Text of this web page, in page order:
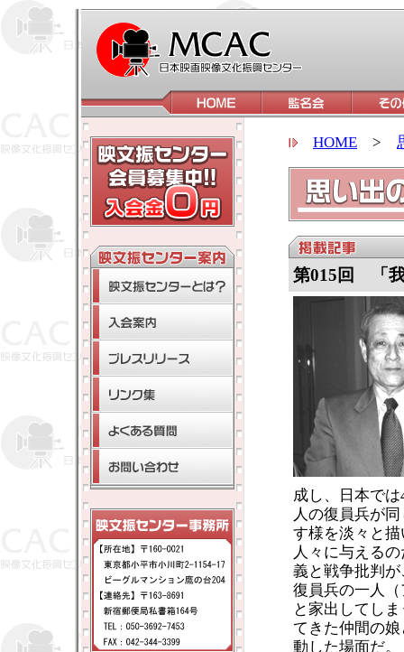
HOME >
第015回 「我
成し、日本で
人の復員兵が
す様を淡々と
人々に与える
義と戦争批判
復員兵の一人
と家出してし
てきた仲間の
動した場面だ。